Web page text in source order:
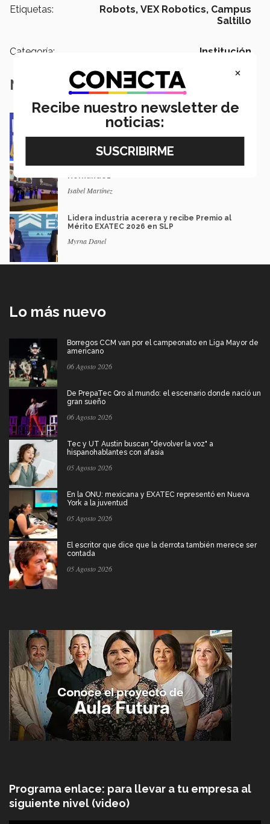
Etiquetas: Robots, VEX Robotics, Campus
Saltillo
Categoría: Institución
Notas Relacionadas
Impacto y legado: Marcela Velasco, ganadora
del Premio Mérito EXATEC
Guillermo Solorio
Docencia con propósito: la historia de Debbie
Hernández
Isabel Martínez
Lidera industria acerera y recibe Premio al
Mérito EXATEC 2026 en SLP
Myrna Danel
Lo más nuevo
Borregos CCM van por el campeonato en Liga Mayor de
americano
06 Agosto 2026
De PrepaTec Qro al mundo: el escenario donde nació un
gran sueño
06 Agosto 2026
Tec y UT Austin buscan "devolver la voz" a
hispanohablantes con afasia
05 Agosto 2026
En la ONU: mexicana y EXATEC representó en Nueva
York a la juventud
05 Agosto 2026
El escritor que dice que la derrota también merece ser
contada
05 Agosto 2026
Programa enlace: para llevar a tu empresa al
siguiente nivel (video)
×
Recibe nuestro newsletter de
noticias: